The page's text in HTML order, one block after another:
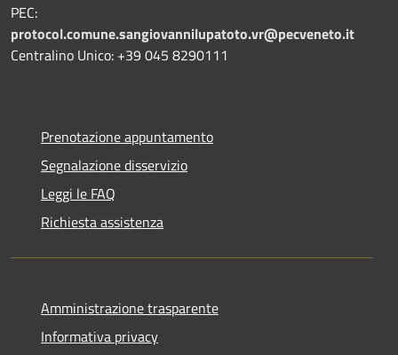
PEC:
protocol.comune.sangiovannilupatoto.vr@pecveneto.it
Centralino Unico: +39 045 8290111
Prenotazione appuntamento
Segnalazione disservizio
Leggi le FAQ
Richiesta assistenza
Amministrazione trasparente
Informativa privacy